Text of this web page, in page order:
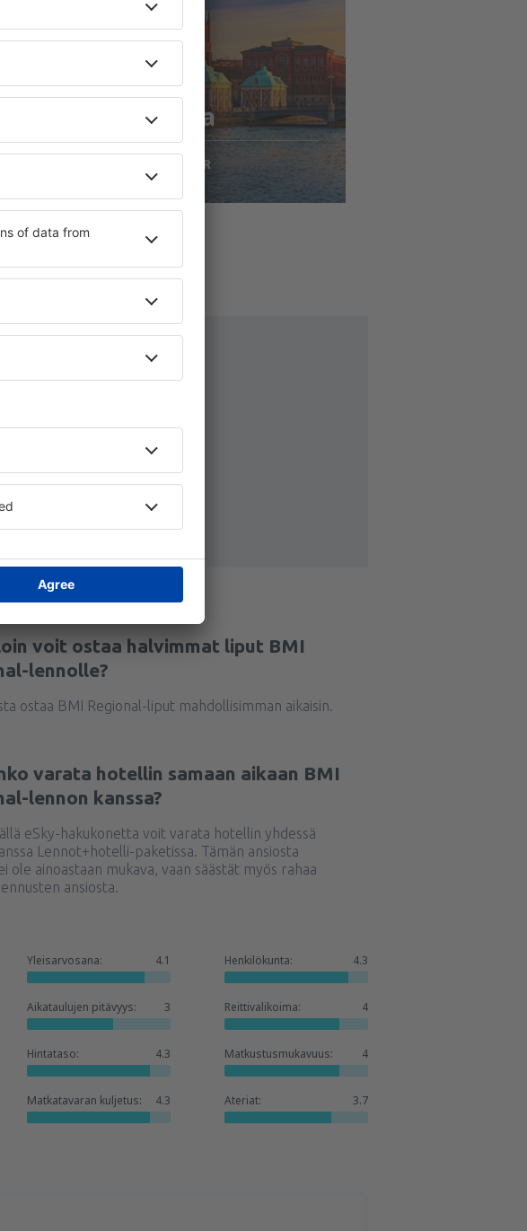
4 tarjoustato
Tukholma
79 EUR
voit ostaa halvimmat liput BMI
lennolle?
ostaa BMI Regional-liput mahdollisimman aikaisin.
varata hotellin samaan aikaan BMI
lennon kanssa?
eSky-hakukonetta voit varata hotellin yhdessä
Lennot+hotelli-paketissa. Tämän ansiosta
ole ainoastaan mukava, vaan säästät myös rahaa
ansiosta.
Yleisarvosana: 4.1 Henkilökunta: 4.3
Aikataulujen pitävyys: 3 Reittivalikoima: 4
Hintataso: 4.3 Matkustusmukavuus: 4
Matkatavaran kuljetus: 4.3 Ateriat: 3.7